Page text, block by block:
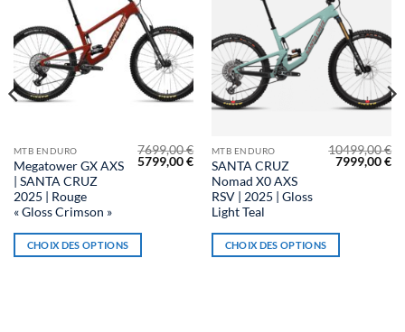
MTB ENDURO
Megatower GX AXS
| SANTA CRUZ
2025 | Rouge
« Gloss Crimson »
7699,00€
Le
5799,00€Le
prix
actuel
est :
5799,00 €.
CHOIX DES OPTIONS
Ce
produit
a
plusieurs
Les
MTB ENDURO
SANTA CRUZ
Nomad X0 AXS
RSV | 2025 | Gloss
Light Teal
10499,00€
Le
7999,00€Le
CHOIX DES OPTIONS
Ce
produit
a
plusieurs
Les